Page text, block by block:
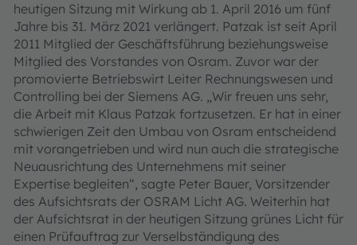
heutigen Sitzung mit Wirkung ab 1. April 2016 um fünf
Jahre bis 31. März 2021 verlängert. Patzak ist seit April
2011 Mitglied der Geschäftsführung beziehungsweise
Mitglied des Vorstandes von Osram. Zuvor war der
promovierte Betriebswirt Leiter Rechnungswesen und
Controlling bei der Siemens AG. „Wir freuen uns sehr,
die Arbeit mit Klaus Patzak fortzusetzen. Er hat in einer
schwierigen Zeit den Umbau von Osram entscheidend
mit vorangetrieben und wird nun auch die strategische
Neuausrichtung des Unternehmens mit seiner
Expertise begleiten“, sagte Peter Bauer, Vorsitzender
des Aufsichtsrats der OSRAM Licht AG. Weiterhin hat
der Aufsichtsrat in der heutigen Sitzung grünes Licht für
einen Prüfauftrag zur Verselbständigung des